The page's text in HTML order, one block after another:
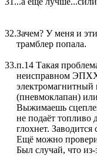
32.Зачем? У меня и
трамблер попала.
33.п.14 Такая
неисправном
электромагнитный
(пневмоклапан)
Выжимаешь
не подаёт топливо
глохнет. Заводится
Ещё можно
Был случай, что